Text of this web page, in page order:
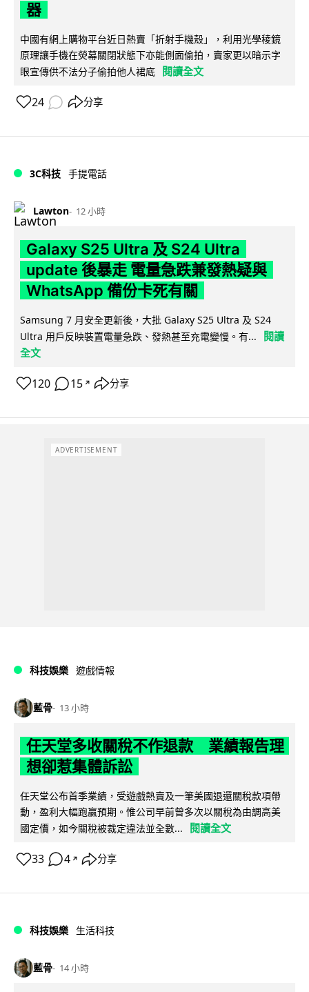
器
中國有網上購物平台近日熱賣「折射手機殼」，利用光學稜鏡
原理讓手機在熒幕關閉狀態下亦能側面偷拍，賣家更以暗示字
眼宣傳供不法分子偷拍他人裙底 閱讀全文
24 分享
3C科技 手提電話
Lawton 12 小時
Galaxy S25 Ultra 及 S24 Ultra
update 後暴走 電量急跌兼發熱疑與
WhatsApp 備份卡死有關
Samsung 7 月安全更新後，大批 Galaxy S25 Ultra 及 S24
Ultra 用戶反映裝置電量急跌、發熱甚至充電變慢。有...
閱讀
全文
120 15 ↗ 分享
ADVERTISEMENT
科技娛樂 遊戲情報
藍骨 13 小時
任天堂多收關稅不作退款 業績報告理
想卻惹集體訴訟
任天堂公布首季業績，受遊戲熱賣及一筆美國退還關稅款項帶
動，盈利大幅跑贏預期。惟公司早前曾多次以關稅為由調高美
國定價，如今關稅被裁定違法並全數...
閱讀全文
33 4 ↗ 分享
科技娛樂 生活科技
藍骨 14 小時